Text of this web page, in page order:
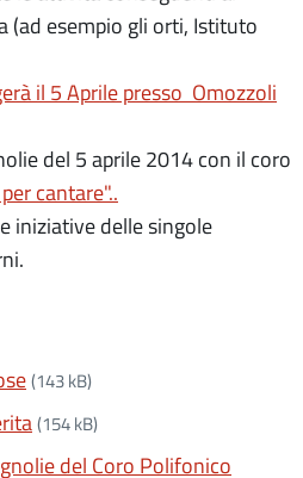
(ad esempio gli orti, Istituto
il 5 Aprile presso Omozzoli
del 5 aprile 2014 con il coro
cantare"..
iniziative delle singole
(143 kB)
(154 kB)
del Coro Polifonico